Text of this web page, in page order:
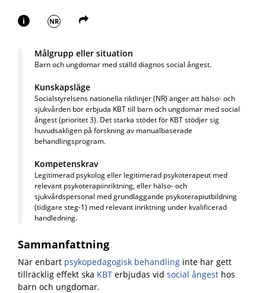
i NR
Målgrupp eller situation
Barn och ungdomar med ställd diagnos social ångest.
Kunskapsläge
Socialstyrelsens nationella riktlinjer (NR) anger att hälso- och
sjukvården bör erbjuda KBT till barn och ungdomar med social
ångest (prioritet 3). Det starka stödet för KBT stödjer sig
huvudsakligen på forskning av manualbaserade
behandlingsprogram.
Kompetenskrav
Legitimerad psykolog eller legitimerad psykoterapeut med
relevant psykoterapiinriktning, eller hälso- och
sjukvårdspersonal med grundläggande psykoterapiutbildning
(tidigare steg-1) med relevant inriktning under kvalificerad
handledning.
Sammanfattning
När enbart psykopedagogisk behandling inte har gett
tillräcklig effekt ska KBT erbjudas vid social ångest hos
barn och ungdomar.